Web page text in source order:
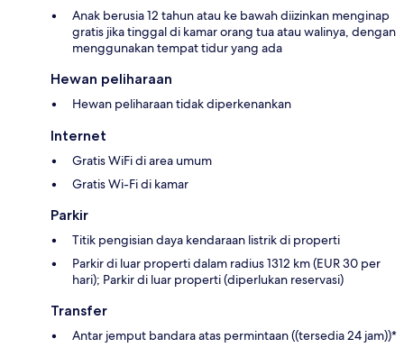
Anak berusia 12 tahun atau ke bawah diizinkan menginap
gratis jika tinggal di kamar orang tua atau walinya, dengan
menggunakan tempat tidur yang ada
Hewan peliharaan
Hewan peliharaan tidak diperkenankan
Internet
Gratis WiFi di area umum
Gratis Wi-Fi di kamar
Parkir
Titik pengisian daya kendaraan listrik di properti
Parkir di luar properti dalam radius 1312 km (EUR 30 per
hari); Parkir di luar properti (diperlukan reservasi)
Transfer
Antar jemput bandara atas permintaan ((tersedia 24 jam))*